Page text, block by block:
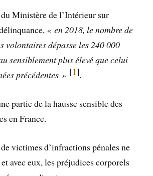
Ministère de l’Intérieur sur
« en 2018, le nombre de
volontaires dépasse les 240 000
sensiblement plus élevé que celui
précédentes » [1].
partie de la hausse sensible des
en France.
victimes d’infractions pénales ne
avec eux, les préjudices corporels